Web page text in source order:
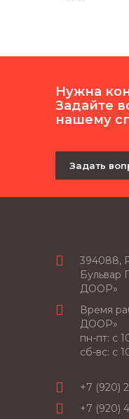
Нужна
Задайте
нашему
Задать
394088,
Бульвар
ДООР»
Время
ДООР»
пн-пт: c
сб-вс: с
+7 (920)
+7 (920)